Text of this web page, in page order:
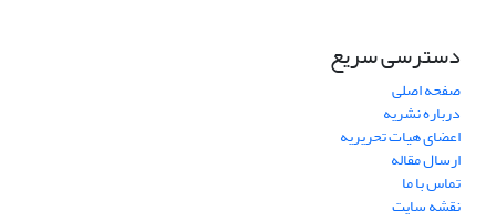
دسترسی سریع
صفحه اصلی
درباره نشریه
اعضای هیات تحریریه
ارسال مقاله
تماس با ما
نقشه سایت